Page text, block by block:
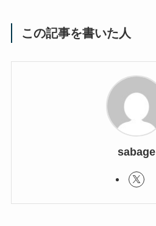
この記事を書いた人
sabage